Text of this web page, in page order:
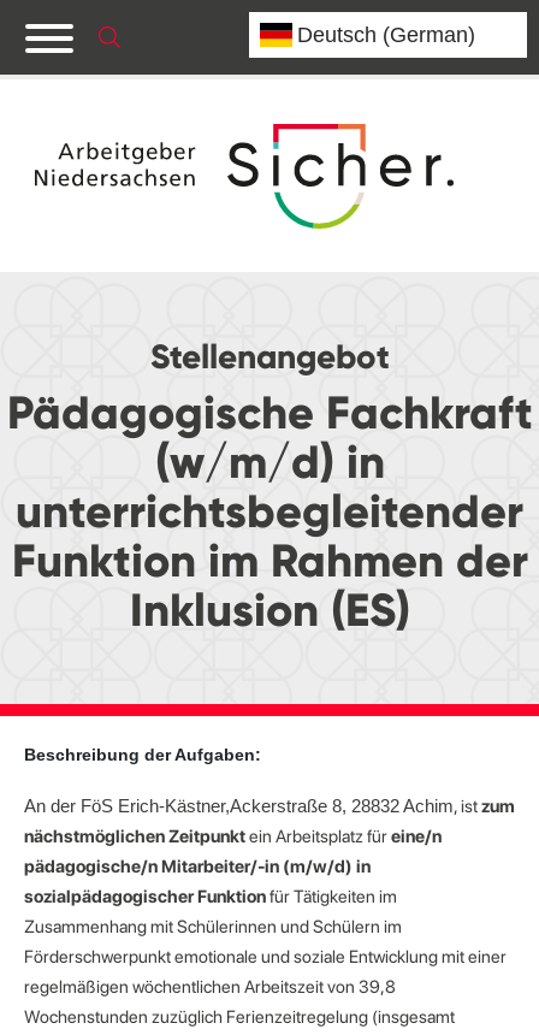
Stellenangebot
Pädagogische Fachkraft
(w/m/d) in
unterrichtsbegleitender
Funktion im Rahmen der
Inklusion (ES)
Beschreibung der Aufgaben:
An der FöS Erich-Kästner,Ackerstraße 8, 28832 Achim, istzum
nächstmöglichen Zeitpunktein Arbeitsplatz füreine/n
pädagogische/n Mitarbeiter/-in (m/w/d) in
sozialpädagogischer Funktionfür Tätigkeiten im
Zusammenhang mit Schülerinnen und Schülern im
Förderschwerpunktemotionale und soziale Entwicklung mit einer
regelmäßigen wöchentlichen Arbeitszeit von 39,8
Wochenstunden zuzüglich Ferienzeitregelung (insgesamt